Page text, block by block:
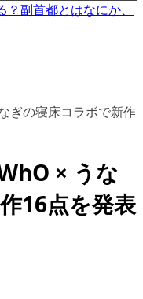
副首都とはなにか、
ぎの寝床コラボで新作
× うな
16点を発表